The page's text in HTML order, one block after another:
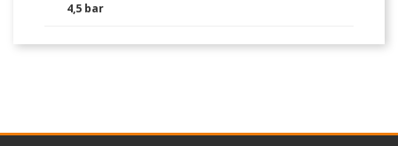
4,5 bar